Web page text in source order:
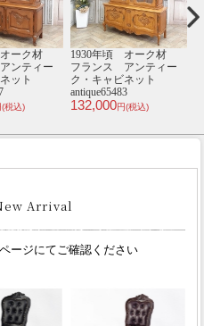
1940年頃 オーク材
イギリス アンティー
ク・サイドボード
antique81081
250,000 円(税込)
1910年頃 マホ
材 イギリス
ィーク・キャビ
ト antique81019
175,000